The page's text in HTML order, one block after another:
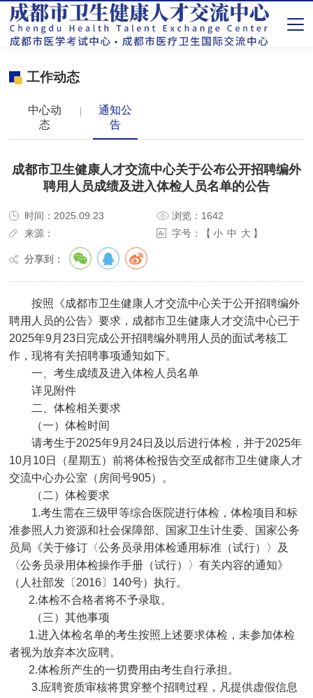
工作动态
中心动
态
通知公
告
成都市卫生健康人才交流中心关于公布公开招聘编外
聘用人员成绩及进入体检人员名单的公告
时间：2025.09.23
浏览：1642
来源：
字号：【 小 中 大 】
分享到：
按照《成都市卫生健康人才交流中心关于公开招聘编外
聘用人员的公告》要求，成都市卫生健康人才交流中心已于
2025年9月23日完成公开招聘编外聘用人员的面试考核工
作，现将有关招聘事项通知如下。
一、考生成绩及进入体检人员名单
详见附件
二、体检相关要求
（一）体检时间
请考生于2025年9月24日及以后进行体检，并于2025年
10月10日（星期五）前将体检报告交至成都市卫生健康人才
交流中心办公室（房间号905）。
（二）体检要求
1.考生需在三级甲等综合医院进行体检，体检项目和标
准参照人力资源和社会保障部、国家卫生计生委、国家公务
员局《关于修订〈公务员录用体检通用标准（试行）〉及
〈公务员录用体检操作手册（试行）〉有关内容的通知》
（人社部发〔2016〕140号）执行。
2.体检不合格者将不予录取。
（三）其他事项
1.进入体检名单的考生按照上述要求体检，未参加体检
者视为放弃本次应聘。
2.体检所产生的一切费用由考生自行承担。
3.应聘资质审核将贯穿整个招聘过程，凡提供虚假信息